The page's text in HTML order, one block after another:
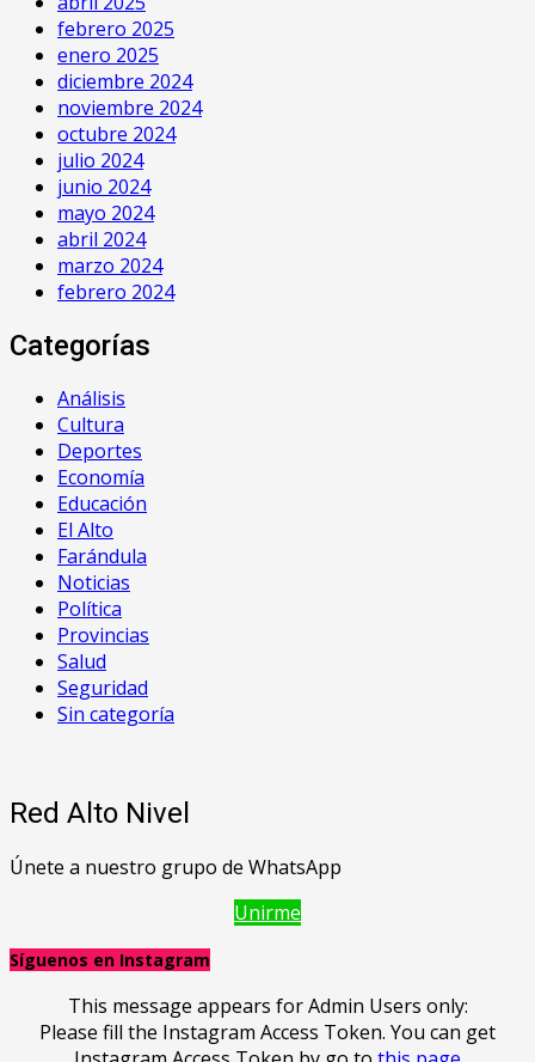
febrero 2025
enero 2025
diciembre 2024
noviembre 2024
octubre 2024
julio 2024
junio 2024
mayo 2024
abril 2024
marzo 2024
febrero 2024
Categorías
Análisis
Cultura
Deportes
Economía
Educación
El Alto
Farándula
Noticias
Política
Provincias
Salud
Seguridad
Sin categoría
Red Alto Nivel
Únete a nuestro grupo de WhatsApp
Unirme
Síguenos en Instagram
This message appears for Admin Users only:
Please fill the Instagram Access Token. You can get